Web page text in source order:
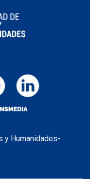
y Humanidades-